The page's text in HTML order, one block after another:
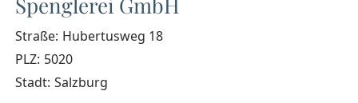
Straße: Hubertusweg 18
PLZ: 5020
Stadt: Salzburg